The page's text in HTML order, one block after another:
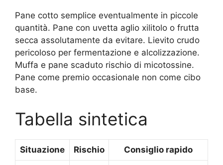
Pane cotto semplice eventualmente in piccole
quantità. Pane con uvetta aglio xilitolo o frutta
secca assolutamente da evitare. Lievito crudo
pericoloso per fermentazione e alcolizzazione.
Muffa e pane scaduto rischio di micotossine.
Pane come premio occasionale non come cibo
base.
Tabella sintetica
Situazione Rischio Consiglio rapido